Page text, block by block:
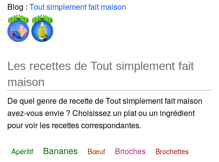
Blog : Tout simplement fait maison
Les recettes de Tout simplement fait
maison
De quel genre de recette de Tout simplement fait maison
avez-vous envie ? Choisissez un plat ou un ingrédient
pour voir les recettes correspondantes.
Apéritif Bananes Bœuf Brioches Brochettes